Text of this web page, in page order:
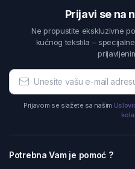
Prijavi se na
Ne propustite ekskluzivne
kućnog tekstila –
Prijavom se slažete sa našim
Potrebna Vam je pomoć ?